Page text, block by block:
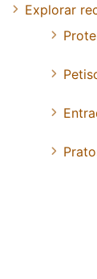
Explorar